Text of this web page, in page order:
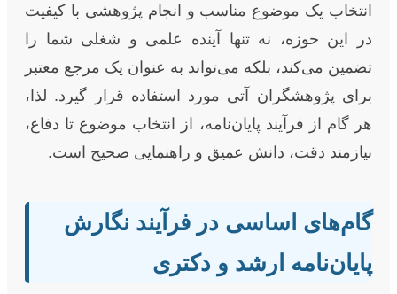
انتخاب یک موضوع مناسب و انجام پژوهشی با کیفیت
در این حوزه، نه تنها آینده علمی و شغلی شما را
تضمین می‌کند، بلکه می‌تواند به عنوان یک مرجع معتبر
برای پژوهشگران آتی مورد استفاده قرار گیرد. لذا،
هر گام از فرآیند پایان‌نامه، از انتخاب موضوع تا دفاع،
نیازمند دقت، دانش عمیق و راهنمایی صحیح است.
گام‌های اساسی در فرآیند نگارش
پایان‌نامه ارشد و دکتری